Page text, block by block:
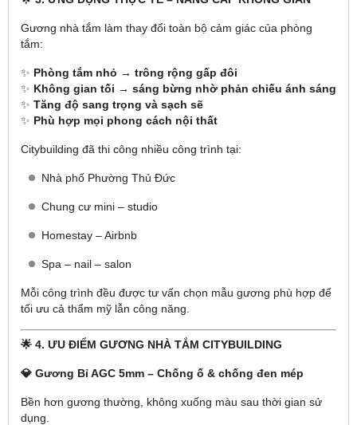
Gương nhà tắm làm thay đổi toàn bộ cảm giác của phòng
tắm:
✨ Phòng tắm nhỏ → trông rộng gấp đôi
✨ Không gian tối → sáng bừng nhờ phản chiếu ánh sáng
✨ Tăng độ sang trọng và sạch sẽ
✨ Phù hợp mọi phong cách nội thất
Citybuilding đã thi công nhiều công trình tại:
Nhà phố Phường Thủ Đức
Chung cư mini – studio
Homestay – Airbnb
Spa – nail – salon
Mỗi công trình đều được tư vấn chọn mẫu gương phù hợp để
tối ưu cả thẩm mỹ lẫn công năng.
🌟 4. ƯU ĐIỂM GƯƠNG NHÀ TẮM CITYBUILDING
💎 Gương Bỉ AGC 5mm – Chống ố & chống đen mép
Bền hơn gương thường, không xuống màu sau thời gian sử
dụng.